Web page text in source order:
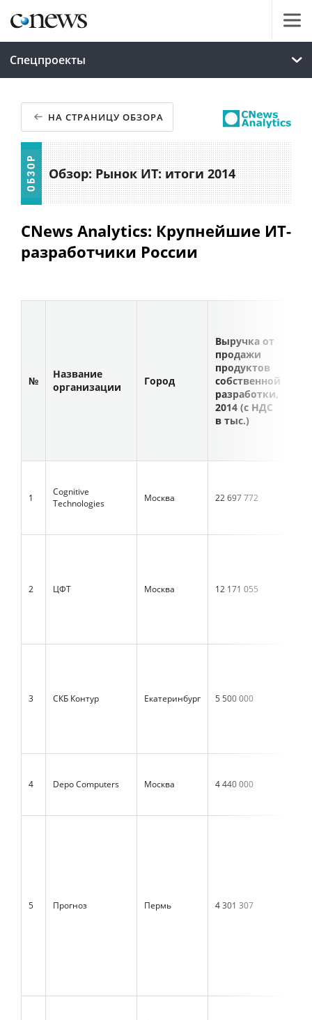
Спецпроекты
НА СТРАНИЦУ ОБЗОРА
Обзор: Рынок ИТ: итоги 2014
CNews Analytics: Крупнейшие ИТ-
разработчики России
№
Название
организации
Город
Выручка от
продажи
продуктов
собственной
разработки,
2014 (с НДС
в тыс.)
1
Cognitive
Technologies
Москва 22 697 772
2 ЦФТ Москва 12 171 055
3 СКБ Контур Екатеринбург 5 500 000
4 Depo Computers Москва 4 440 000
5 Прогноз Пермь 4 301 307